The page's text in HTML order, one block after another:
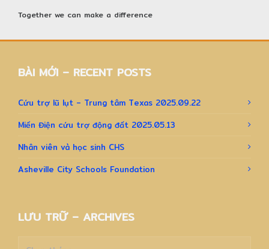
Together we can make a difference
BÀI MỚI – RECENT POSTS
Cứu trợ lũ lụt – Trung tâm Texas 2025.09.22
Miến Điện cứu trợ động đất 2025.05.13
Nhân viên và học sinh CHS
Asheville City Schools Foundation
LƯU TRỮ – ARCHIVES